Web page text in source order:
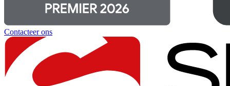
Contacteer ons